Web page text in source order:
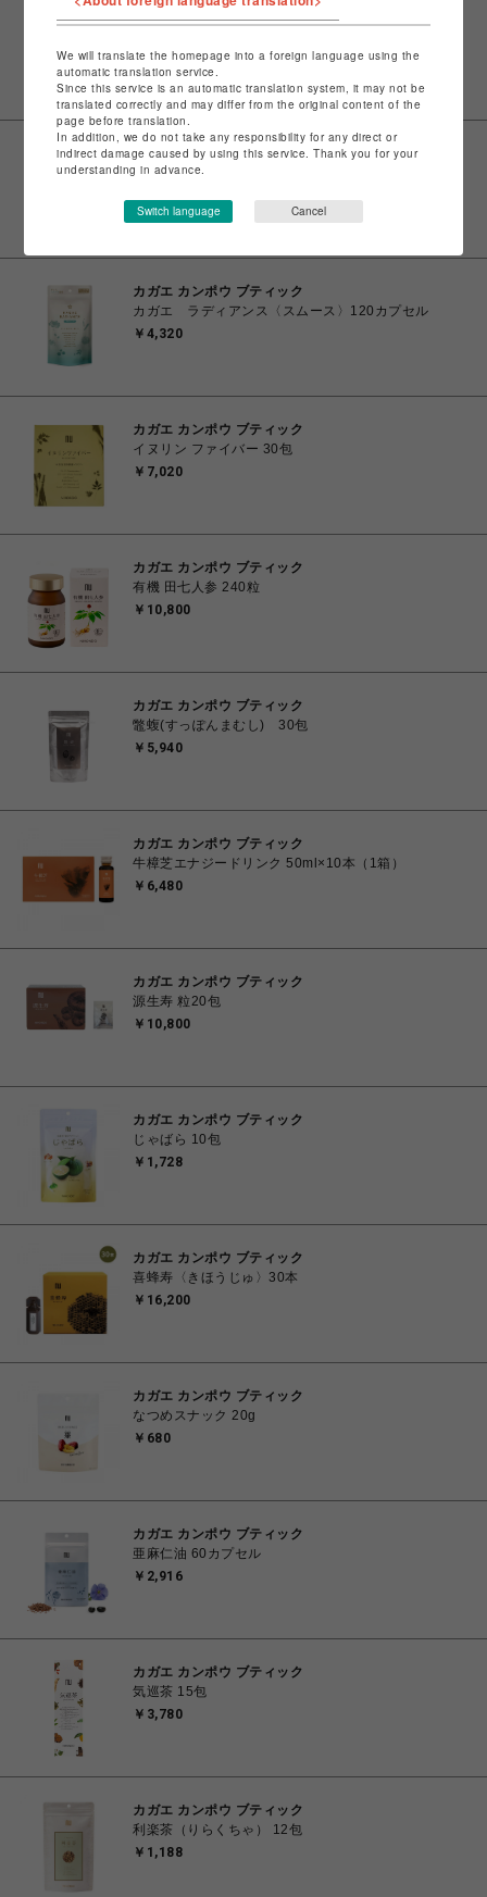
￥4,320
カガエ カンポウ ブティック
クロセチン＆ネムノキ 60カプセル
カガエ カンポウ ブティック
カガエ ラディアンス〈スムース〉120カプセル
￥4,320
カガエ カンポウ ブティック
イヌリン ファイバー 30包
￥7,020
カガエ カンポウ ブティック
有機 田七人参 240粒
￥10,800
カガエ カンポウ ブティック
鼈蝮(すっぽんまむし) 30包
￥5,940
カガエ カンポウ ブティック
牛樟芝エナジードリンク 50ml×10本（1箱）
￥6,480
カガエ カンポウ ブティック
源生寿 粒20包
￥10,800
カガエ カンポウ ブティック
じゃばら 10包
￥1,728
カガエ カンポウ ブティック
喜蜂寿〈きほうじゅ〉30本
￥16,200
カガエ カンポウ ブティック
なつめスナック 20g
￥680
カガエ カンポウ ブティック
亜麻仁油 60カプセル
￥2,916
カガエ カンポウ ブティック
気巡茶 15包
￥3,780
カガエ カンポウ ブティック
利楽茶（りらくちゃ） 12包
￥1,188
We will translate the homepage into a foreign language using the
automatic translation service.
Since this service is an automatic translation system, it may not be
translated correctly and may differ from the original content of the
page before translation.
In addition, we do not take any responsibility for any direct or
indirect damage caused by using this service. Thank you for your
understanding in advance.
Switch language Cancel